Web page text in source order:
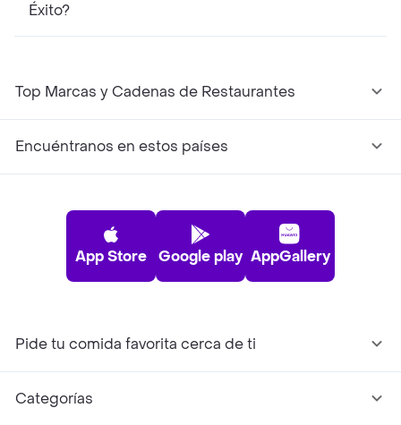
Éxito?
Top Marcas y Cadenas de Restaurantes
Encuéntranos en estos países
App Store Google play AppGallery
Pide tu comida favorita cerca de ti
Categorías